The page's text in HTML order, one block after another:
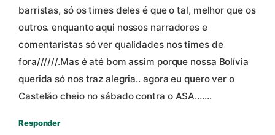
barristas, só os times deles é que o tal, melhor que os
outros. enquanto aqui nossos narradores e
comentaristas só ver qualidades nos times de
fora//////.Mas é até bom assim porque nossa Bolívia
querida só nos traz alegria.. agora eu quero ver o
Castelão cheio no sábado contra o ASA…….
Responder